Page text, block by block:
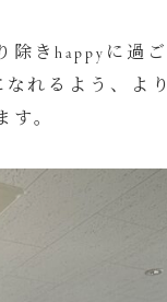
きhappyに過
れるよう、よ
。